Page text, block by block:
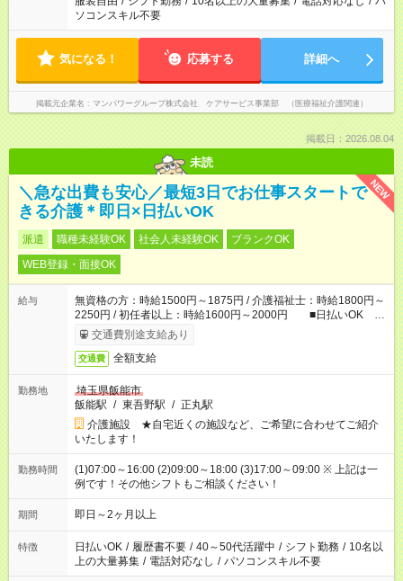
ソコンスキル不要
気になる！ 応募する 詳細へ
掲載元企業名 マンパワーグループ株式会社 ケアサービス事業部 （医療福祉介護関連）
掲載日：2026.08.04
未読
NEW
＼急な出費も安心／最短3日でお仕事スタートで
きる介護＊即日×日払いOK
派遣 職種未経験OK 社会人未経験OK
ブランクOK
WEB登録・面接OK
給与
無資格の方：時給1500円～1875円 / 介護福祉士：時給1800円～
2250円 / 初任者以上：時給1600円～2000円 ■日払いOK ■
日収例：1万2000円（時給1500円×8h）
交通費別途支給あり
交通費 全額支給
勤務地
埼玉県飯能市
飯能駅 / 東吾野駅 / 正丸駅
介護施設 ★自宅近くの施設など、ご希望に合わせてご紹介
いたします！
勤務時間
(1)07:00～16:00 (2)09:00～18:00 (3)17:00～09:00 ※ 上記は一
例です！その他シフトもご相談ください！
期間 即日～2ヶ月以上
特徴 日払いOK / 履歴書不要 / 40～50代活躍中 / シフト勤務 / 10名以
上の大量募集 / 電話対応なし / パソコンスキル不要